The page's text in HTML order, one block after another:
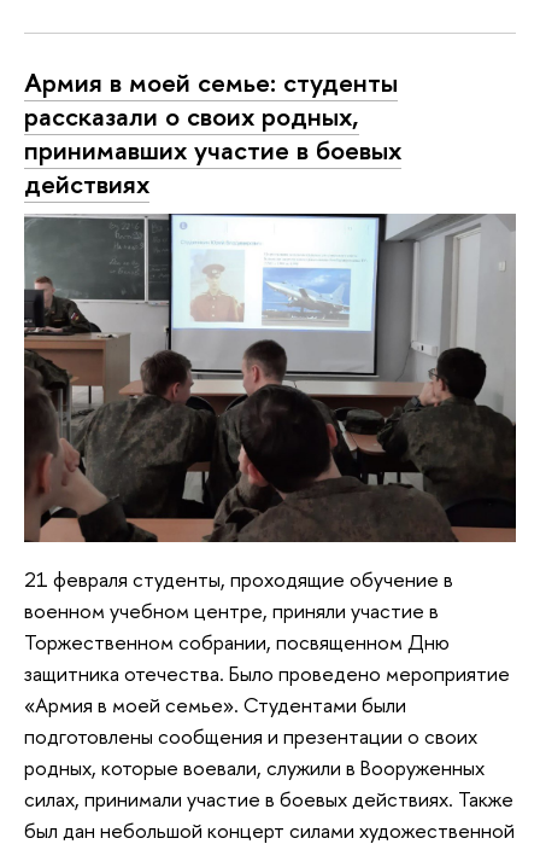
Армия в моей семье: студенты
рассказали о своих родных,
принимавших участие в боевых
действиях
21 февраля студенты, проходящие обучение в
военном учебном центре, приняли участие в
Торжественном собрании, посвященном Дню
защитника отечества. Было проведено мероприятие
«Армия в моей семье». Студентами были
подготовлены сообщения и презентации о своих
родных, которые воевали, служили в Вооруженных
силах, принимали участие в боевых действиях. Также
был дан небольшой концерт силами художественной